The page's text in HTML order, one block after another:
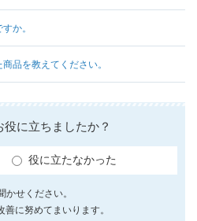
か。
品を教えてください。
に立ちましたか？
役に立たなかった
せください。
に努めてまいります。